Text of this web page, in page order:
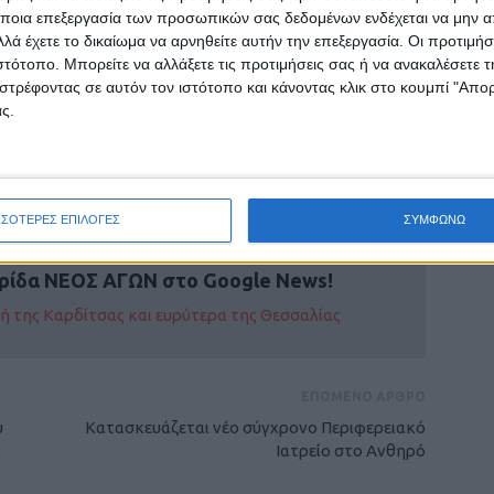
επεξεργασία των προσωπικών σας δεδομένων ενδέχεται να μην
έχετε το δικαίωμα να αρνηθείτε αυτήν την επεξεργασία. Οι
Μπορείτε να αλλάξετε τις προτιμήσεις σας ή να ανακαλέσετε
σε αυτόν τον ιστότοπο και κάνοντας κλικ στο κουμπί
ΕΠΙΛΟΓΕΣ ΣΥΜΦΩΝΩ
να καλύψει το κενό, με αιολική παραγωγή
λόγω του ότι οιάνεμοι που
αιολική παραγωγή έπεσε στα 2.277
από τις 16 Νοεμβρίου.
ΝΕΟΣ ΑΓΩΝ στο Google News!
της Καρδίτσας και ευρύτερα της Θεσσαλίας
Κατασκευάζεται νέο σύγχρονο Περιφερειακό
Ιατρείο στο Ανθηρό